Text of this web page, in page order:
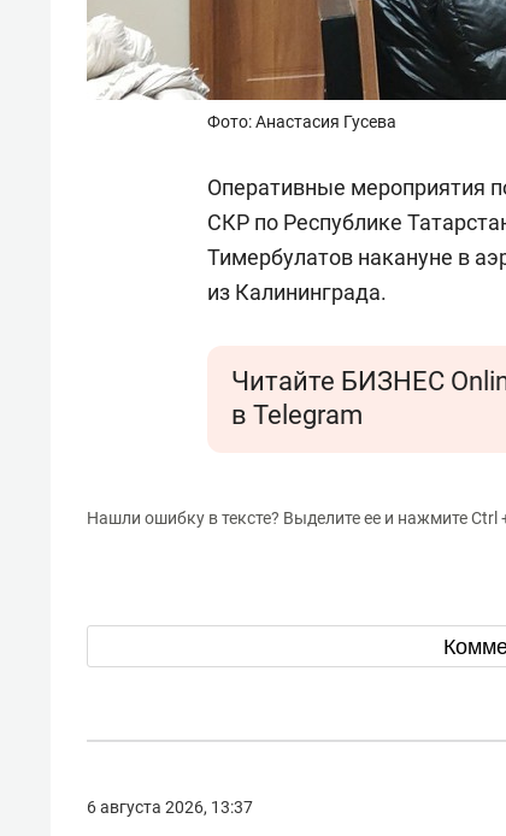
Фото: Анастасия Гусева
Оперативные мероприятия
СКР по Республике
Тимербулатов накануне в
из Калининграда.
Читайте БИЗНЕС
в Telegram
Нашли ошибку в тексте? Выделите ее и нажмите Ctrl
6 августа 2026, 13:37